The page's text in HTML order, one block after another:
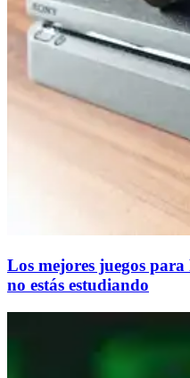
Los mejores juegos
no estás estudiando